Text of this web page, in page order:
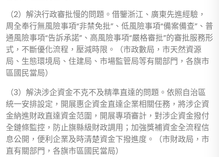
（2）解決行政審批慢的問題。借鑒浙江、廣東先進經驗，
周全奉行無風險事項“非禁免批”、低風險事項“備案備查”、普
通風險事項“告訴承諾”、高風險事項“嚴格審批”的審批服務形
式，不斷優化流程，壓減時限。（市政數局，市天然資源
局、生態環境局、住建局、市場監管局等有關部門，各旗市
區國民當局）
（3）解決涉企資金不克不及精準直達的問題。依照自治區
統一安排設定，開展惠企資金直達企業相關任務，將涉企資
金納進財政直達資金范圍，開展專項審計，對涉企資金撥付
全鏈條監控，防止旗縣級財政調用；加強獎補資金全流程信
息公開，便利企業及時清楚資金下撥進度。（市財政局，市
直有關部門，各旗市區國民當局）